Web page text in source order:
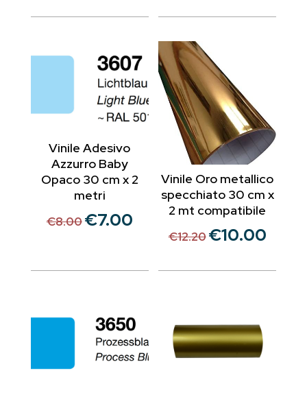
Vinile Adesivo
Azzurro Baby
Opaco 30 cm x 2
metri
€8.00 Il
era:
€7.00Il
è:
Vinile Oro metallico
specchiato 30 cm x
2 mt compatibile
€12.20 Il
originale
€10.00Il
attuale